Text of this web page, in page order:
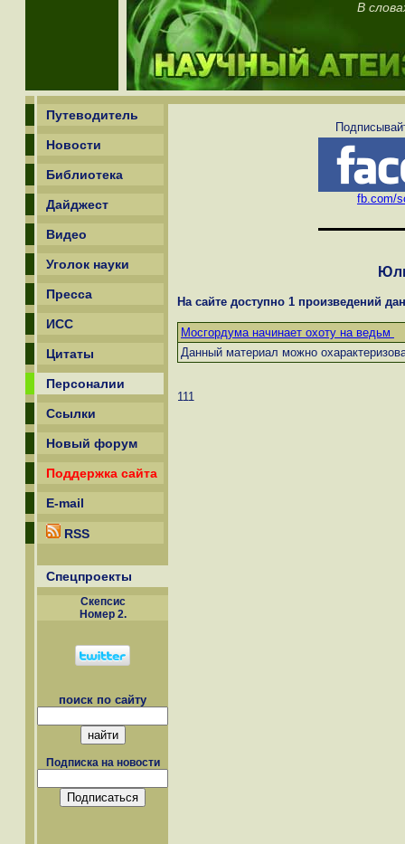
В
Путеводитель
Новости
Библиотека
Дайджест
Видео
Уголок науки
Пресса
ИСС
Цитаты
Персоналии
Ссылки
Новый форум
Поддержка сайта
E-mail
RSS
Спецпроекты
Скепсиc
Номер 2.
поиск по сайту
Подписка на новости
fb.com/
На сайте доступно 1 произведений
Мосгордума начинает охоту на ведьм
Данный материал можно
111